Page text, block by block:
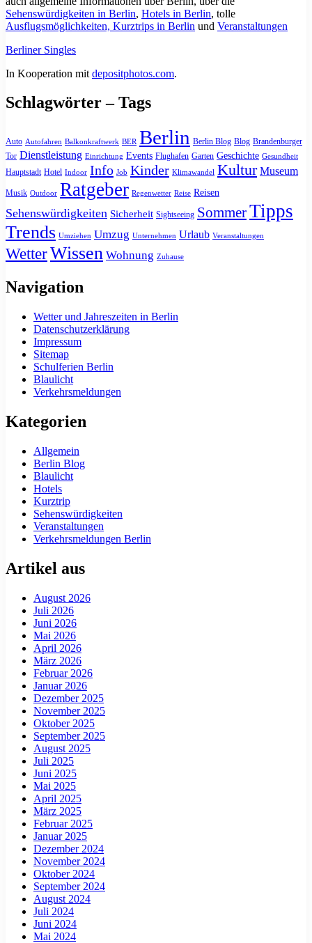
Sehenswürdigkeiten in Berlin, Hotels in Berlin, tolle
Ausflugsmöglichkeiten, Kurztrips in Berlin und Veranstaltungen
Berliner Singles
In Kooperation mit depositphotos.com.
Schlagwörter – Tags
Auto Autofahren Balkonkraftwerk BER Berlin Berlin Blog Blog Brandenburger
Tor Dienstleistung Einrichtung Events Flughafen Garten Geschichte Gesundheit
Hauptstadt Hotel Indoor Info Job Kinder Klimawandel Kultur Museum
Musik Outdoor Ratgeber Regenwetter Reise Reisen
Sehenswürdigkeiten Sicherheit Sightseeing SommerTipps
Trends Umziehen Umzug Unternehmen Urlaub Veranstaltungen
WetterWissen Wohnung Zuhause
Navigation
Wetter und Jahreszeiten in Berlin
Datenschutzerklärung
Impressum
Sitemap
Schulferien Berlin
Blaulicht
Verkehrsmeldungen
Kategorien
Allgemein
Berlin Blog
Blaulicht
Hotels
Kurztrip
Sehenswürdigkeiten
Veranstaltungen
Verkehrsmeldungen Berlin
Artikel aus
August 2026
Juli 2026
Juni 2026
Mai 2026
April 2026
März 2026
Februar 2026
Januar 2026
Dezember 2025
November 2025
Oktober 2025
September 2025
August 2025
Juli 2025
Juni 2025
Mai 2025
April 2025
März 2025
Februar 2025
Januar 2025
Dezember 2024
November 2024
Oktober 2024
September 2024
August 2024
Juli 2024
Juni 2024
Mai 2024